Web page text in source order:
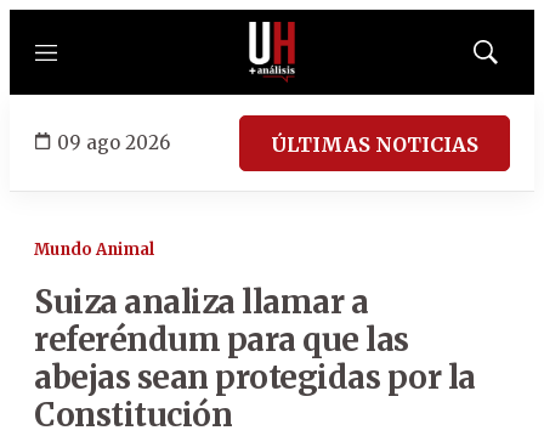
Menú
Mostrar
09 ago 2026 ÚLTIMAS NOTICIAS
Mundo Animal
Suiza analiza llamar a
referéndum para que las
abejas sean protegidas por la
Constitución